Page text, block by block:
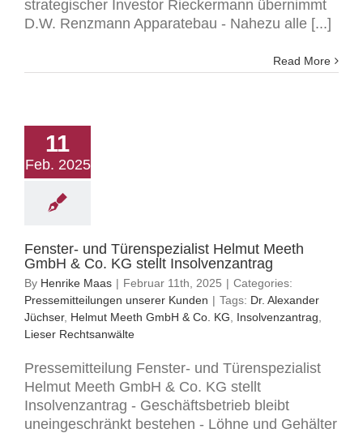
strategischer Investor Rieckermann übernimmt
D.W. Renzmann Apparatebau - Nahezu alle [...]
Read More
11
Feb. 2025
Fenster- und Türenspezialist Helmut Meeth
GmbH & Co. KG stellt Insolvenzantrag
By Henrike Maas | Februar 11th, 2025 | Categories:
Pressemitteilungen unserer Kunden | Tags: Dr. Alexander
Jüchser, Helmut Meeth GmbH & Co. KG Insolvenzantrag
Lieser Rechtsanwälte
Pressemitteilung Fenster- und Türenspezialist
Helmut Meeth GmbH & Co. KG stellt
Insolvenzantrag - Geschäftsbetrieb bleibt
uneingeschränkt bestehen - Löhne und Gehälter